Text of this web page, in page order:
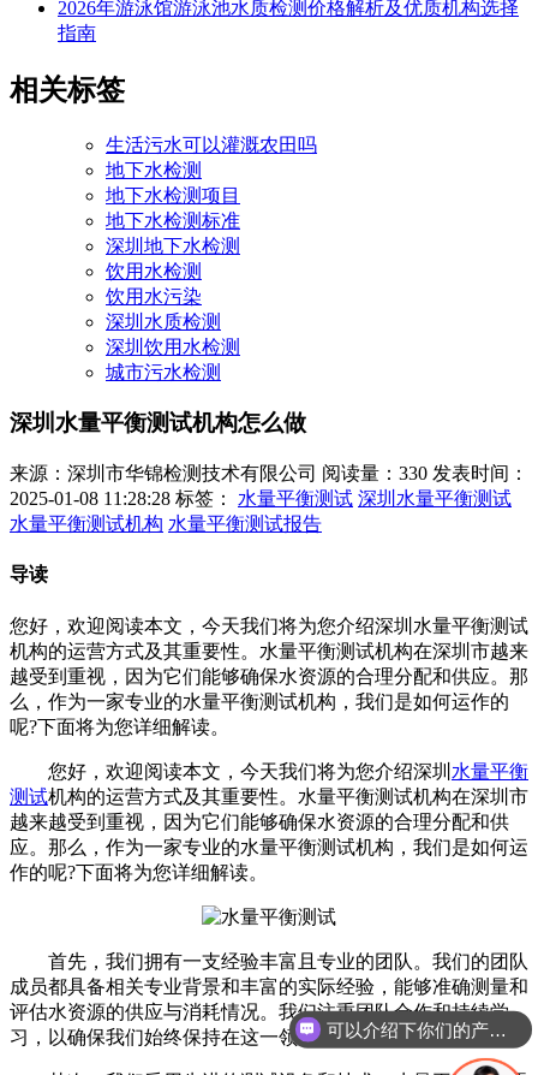
2026年游泳馆游泳池水质检测价格解析及优质机构选择
指南
相关标签
生活污水可以灌溉农田吗
地下水检测
地下水检测项目
地下水检测标准
深圳地下水检测
饮用水检测
饮用水污染
深圳水质检测
深圳饮用水检测
城市污水检测
深圳水量平衡测试机构怎么做
来源：深圳市华锦检测技术有限公司 阅读量：330 发表时间：
2025-01-08 11:28:28 标签： 水量平衡测试 深圳水量平衡测试
水量平衡测试机构 水量平衡测试报告
导读
您好，欢迎阅读本文，今天我们将为您介绍深圳水量平衡测试
机构的运营方式及其重要性。水量平衡测试机构在深圳市越来
越受到重视，因为它们能够确保水资源的合理分配和供应。那
么，作为一家专业的水量平衡测试机构，我们是如何运作的
呢?下面将为您详细解读。
您好，欢迎阅读本文，今天我们将为您介绍深圳 水量平衡
测试机构的运营方式及其重要性。水量平衡测试机构在深圳市
越来越受到重视，因为它们能够确保水资源的合理分配和供
应。那么，作为一家专业的水量平衡测试机构，我们是如何运
作的呢?下面将为您详细解读。
首先，我们拥有一支经验丰富且专业的团队。我们的团队
成员都具备相关专业背景和丰富的实际经验，能够准确测量和
评估水资源的供应与消耗情况。我们注重团队合作和持续学
习，以确保我们始终保持在这一领域的前沿。
可以介绍下你们的产品么